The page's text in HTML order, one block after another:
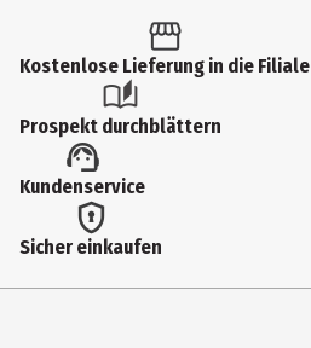
Produkttyp
Lieferumfang
2x40 Blatt liniert und kariert
Kostenlose Lieferung in die Filiale
Prospekt durchblättern
Kundenservice
Sicher einkaufen